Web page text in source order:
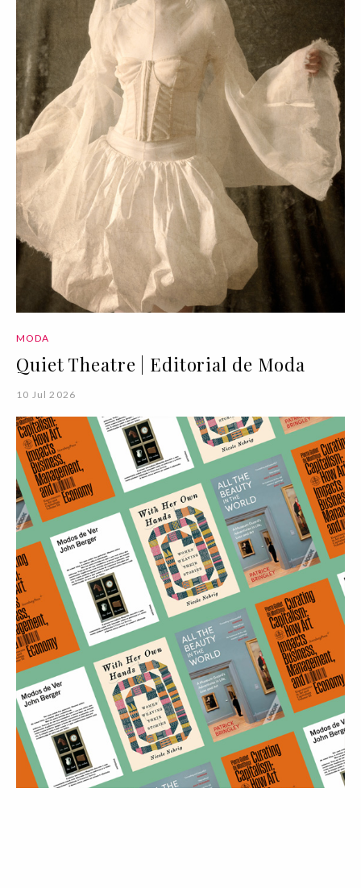
MODA
Quiet Theatre | Editorial de Moda
10 Jul 2026